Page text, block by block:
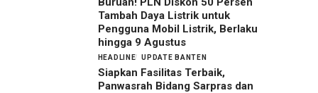
Tambah Daya Listrik untuk
Pengguna Mobil Listrik, Berlaku
hingga 9 Agustus
HEADLINE UPDATE BANTEN
Siapkan Fasilitas Terbaik,
Panwasrah Bidang Sarpras dan